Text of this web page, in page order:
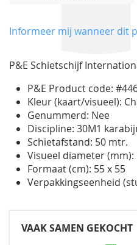
van
gallerij
Informeer mij wanneer dit
P&E Schietschijf
P&E Product code:
Kleur (kaart/visueel):
Genummerd: Nee
Discipline: 30M1
Schietafstand: 50 mtr.
Visueel diameter (mm):
Formaat (cm): 55 x 55
Verpakkingseenheid
VAAK SAMEN GEKOCHT